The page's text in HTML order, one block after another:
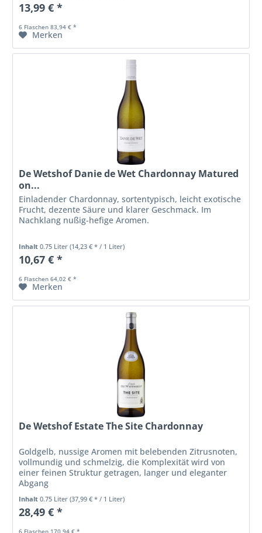
13,99 € *
6 Flaschen 83,94 € *
Merken
De Wetshof Danie de Wet Chardonnay Matured
on...
Einladender Chardonnay, sortentypisch, leicht exotische
Frucht, dezente Säure und klarer Geschmack. Im
Nachklang nußig-hefige Aromen.
Inhalt0.75 Liter(14,23 € * / 1 Liter)
10,67 € *
6 Flaschen 64,02 € *
Merken
De Wetshof Estate The Site Chardonnay
Goldgelb, nussige Aromen mit belebenden Zitrusnoten,
vollmundig und schmelzig, die Komplexität wird von
einer feinen Struktur getragen, langer und eleganter
Abgang
Inhalt0.75 Liter(37,99 € * / 1 Liter)
28,49 € *
6 Flaschen 170,94 € *